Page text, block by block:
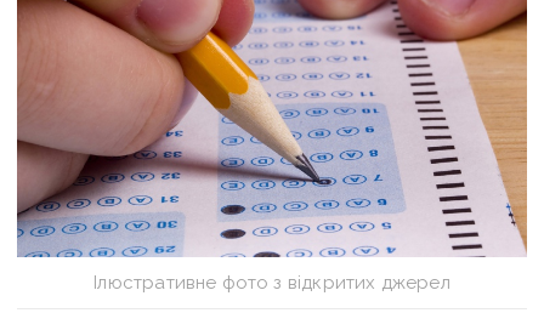
Ілюстративне фото з відкритих джерел